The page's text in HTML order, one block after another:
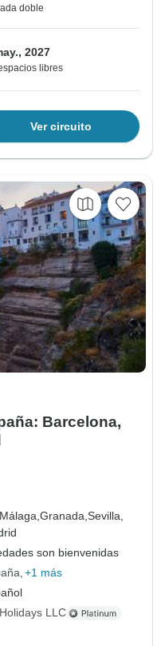
doble
2027
libres
Ver circuito
Barcelona,
Málaga,Granada,Sevilla,
son bienvenidas
+1 más
LLC